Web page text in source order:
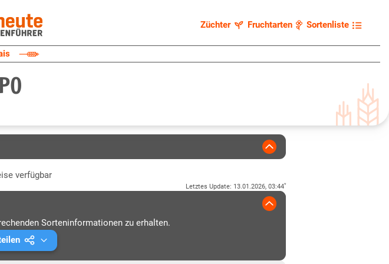
Züchter Fruchtarten Sortenliste
verfügbar
Letztes Update: 13.01.2026, 03:44*
Sorteninformationen zu erhalten.